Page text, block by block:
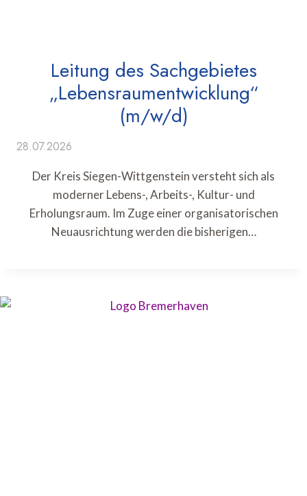
Leitung des Sachgebietes
„Lebensraumentwicklung“
(m/w/d)
28.07.2026
Der Kreis Siegen-Wittgenstein versteht sich als
moderner Lebens-, Arbeits-, Kultur- und
Erholungsraum. Im Zuge einer organisatorischen
Neuausrichtung werden die bisherigen…